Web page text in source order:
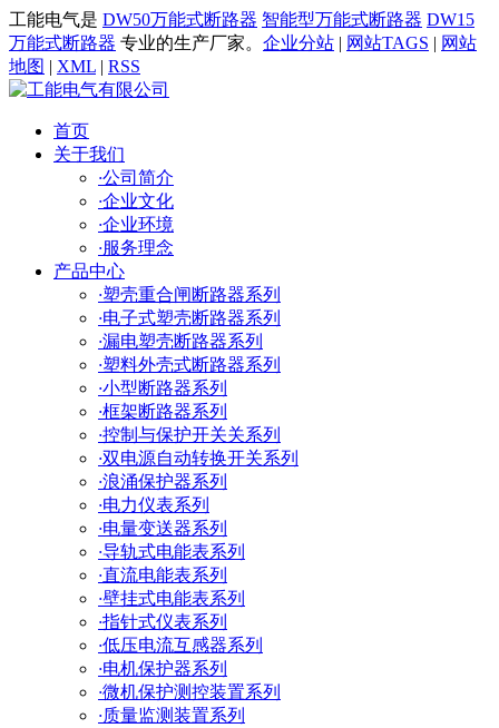
工能电气是 DW50万能式断路器 智能型万能式断路器 DW15
万能式断路器 专业的生产厂家。 企业分站 | 网站TAGS | 网站
地图 | XML | RSS
首页
关于我们
·公司简介
·企业文化
·企业环境
·服务理念
产品中心
·塑壳重合闸断路器系列
·电子式塑壳断路器系列
·漏电塑壳断路器系列
·塑料外壳式断路器系列
·小型断路器系列
·框架断路器系列
·控制与保护开关关系列
·双电源自动转换开关系列
·浪涌保护器系列
·电力仪表系列
·电量变送器系列
·导轨式电能表系列
·直流电能表系列
·壁挂式电能表系列
·指针式仪表系列
·低压电流互感器系列
·电机保护器系列
·微机保护测控装置系列
·质量监测装置系列